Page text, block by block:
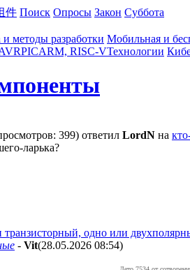
件 Поиск Опросы Закон Суббота
и методы разработки Мобильная и
PICARM, RISC-VТехнологии
399) ответил LordN на
ларька?
транзисторный, одно или
- Vit(28.05.2026 08:54)